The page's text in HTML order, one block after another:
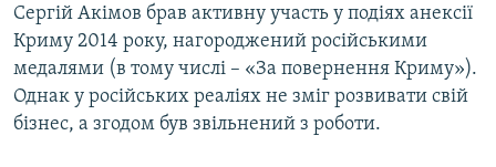
Сергій Акімов брав активну участь у подіях анексії
Криму 2014 року, нагороджений російськими
медалями (в тому числі – «За повернення Криму»).
Однак у російських реаліях не зміг розвивати свій
бізнес, а згодом був звільнений з роботи.